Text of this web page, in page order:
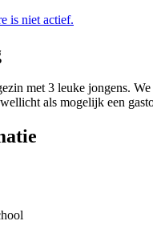
is niet actief.
met 3 leuke jongens.
als mogelijk een